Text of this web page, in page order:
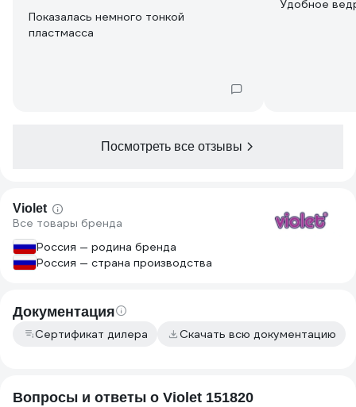
Показалась немного тонкой
пластмасса
Удобное
Посмотреть все отзывы
Violet
Все товары бренда
Россия — родина бренда
Россия — страна производства
Документация
Сертификат дилера Скачать всю документацию
Вопросы и ответы о Violet 151820